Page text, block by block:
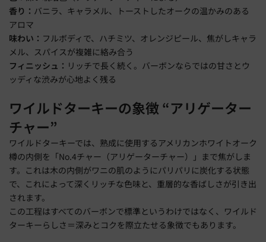
香り： バニラ、キャラメル、トーストしたオークの温かみのある
アロマ
味わい： フルボディで、ハチミツ、オレンジピール、焦がしキャラ
メル、スパイスが複雑に絡み合う
フィニッシュ： リッチで長く続く。バーボンならではの甘さとウ
ッディな渋みが心地よく残る
ワイルドターキーの象徴 “アリゲーター
チャー”
ワイルドターキーでは、熟成に使用するアメリカンホワイトオーク
樽の内側を「No.4チャー（アリゲーターチャー）」まで焦がしま
す。これは木の内側がワニの肌のようにパリパリに炭化する状態
で、これによって深くリッチな色味と、重層的な香ばしさが引き出
されます。
この工程はすべてのバーボンで標準というわけではなく、ワイルド
ターキーらしさ＝深みとコクを際立たせる象徴でもあります。